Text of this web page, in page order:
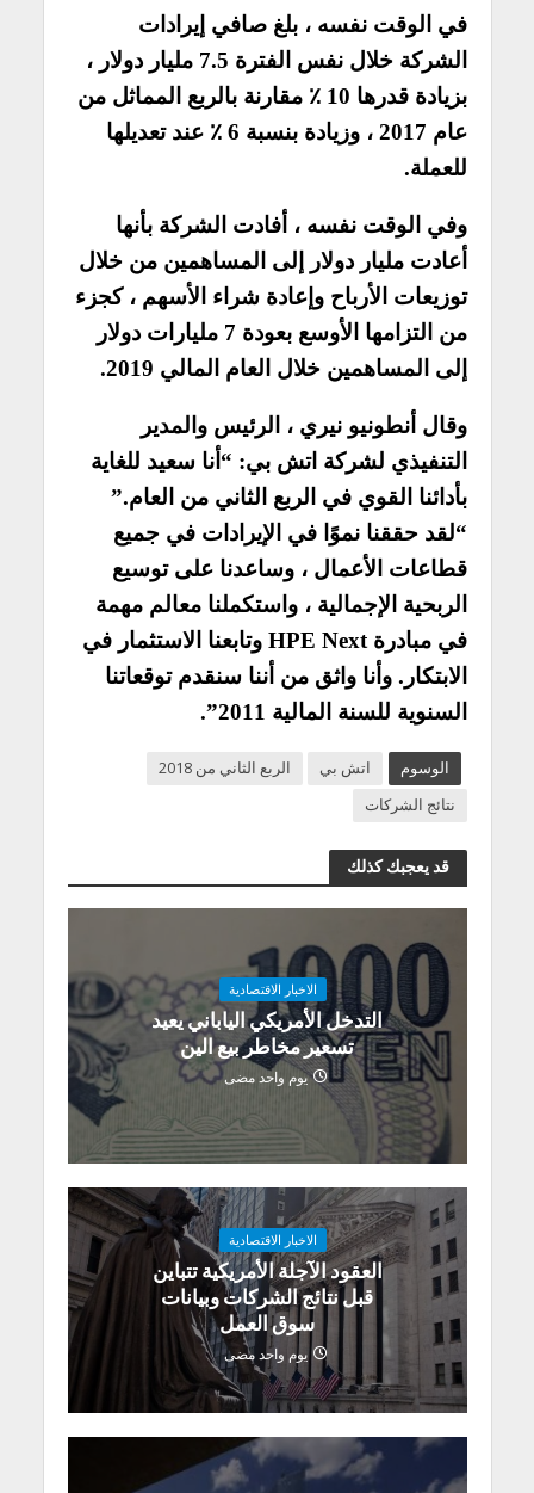
في الوقت نفسه ، بلغ صافي إيرادات
الشركة خلال نفس الفترة 7.5 مليار دولار ،
بزيادة قدرها 10 ٪ مقارنة بالربع المماثل من
عام 2017 ، وزيادة بنسبة 6 ٪ عند تعديلها
للعملة.
وفي الوقت نفسه ، أفادت الشركة بأنها
أعادت مليار دولار إلى المساهمين من خلال
توزيعات الأرباح وإعادة شراء الأسهم ، كجزء
من التزامها الأوسع بعودة 7 مليارات دولار
إلى المساهمين خلال العام المالي 2019.
وقال أنطونيو نيري ، الرئيس والمدير
التنفيذي لشركة اتش بي: “أنا سعيد للغاية
بأدائنا القوي في الربع الثاني من العام.”
“لقد حققنا نموًا في الإيرادات في جميع
قطاعات الأعمال ، وساعدنا على توسيع
الربحية الإجمالية ، واستكملنا معالم مهمة
في مبادرة HPE Next وتابعنا الاستثمار في
الابتكار. وأنا واثق من أننا سنقدم توقعاتنا
السنوية للسنة المالية 2011”.
الوسوم اتش بي
الربع الثاني من 2018
نتائج الشركات
قد يعجبك كذلك
الاخبار الاقتصادية
التدخل الأمريكي الياباني يعيد
تسعير مخاطر بيع الين
يوم واحد مضى
الاخبار الاقتصادية
العقود الآجلة الأمريكية تتباين
قبل نتائج الشركات وبيانات
سوق العمل
يوم واحد مضى